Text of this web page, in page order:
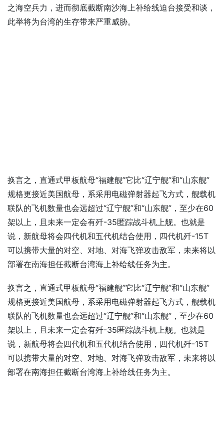
之海空兵力，进而彻底截断南沙海上补给线迫台接受和谈，
此举将为台湾的生存带来严重威胁。
换言之，直通式甲板航母“福建舰”它比“辽宁舰”和“山东舰”
规格更接近美国航母，系采用电磁弹射器起飞方式，舰载机
联队的飞机数量也会远超过“辽宁舰”和“山东舰”，至少在60
架以上，且未来一定会有歼-35匿踪战斗机上舰。也就是
说，新航母将会四代机和五代机结合使用，四代机歼-15T
可以携带大量的对空、对地、对海飞弹攻击敌军，未来将以
部署在南海担任截断台湾海上补给线任务为主。
换言之，直通式甲板航母“福建舰”它比“辽宁舰”和“山东舰”
规格更接近美国航母，系采用电磁弹射器起飞方式，舰载机
联队的飞机数量也会远超过“辽宁舰”和“山东舰”，至少在60
架以上，且未来一定会有歼-35匿踪战斗机上舰。也就是
说，新航母将会四代机和五代机结合使用，四代机歼-15T
可以携带大量的对空、对地、对海飞弹攻击敌军，未来将以
部署在南海担任截断台湾海上补给线任务为主。